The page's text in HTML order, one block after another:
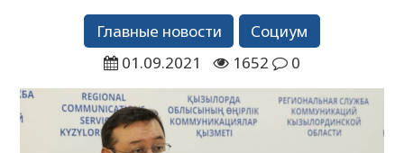
Главные новости
Социум
01.09.2021
1652 0